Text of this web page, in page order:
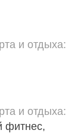
и отдыха
и отдыха
фитнес,